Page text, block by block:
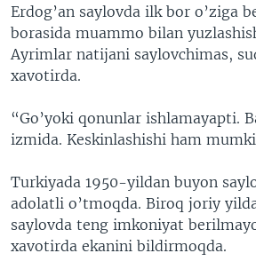
Erdog’an saylovda ilk bor o’ziga
borasida muammo bilan
Ayrimlar natijani saylovchimas,
xavotirda.
“Go’yoki qonunlar ishlamayapti.
izmida. Keskinlashishi ham
Turkiyada 1950-yildan buyon
adolatli o’tmoqda. Biroq joriy
saylovda teng imkoniyat
xavotirda ekanini bildirmoqda.